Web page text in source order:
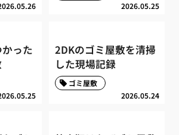
2026.05.25
った
2DKのゴミ屋敷を清掃
した現場記録
2026.05.24
ゴミ屋敷